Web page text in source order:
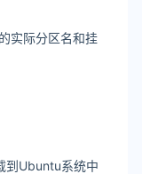
实际分区名和挂
到Ubuntu系统中